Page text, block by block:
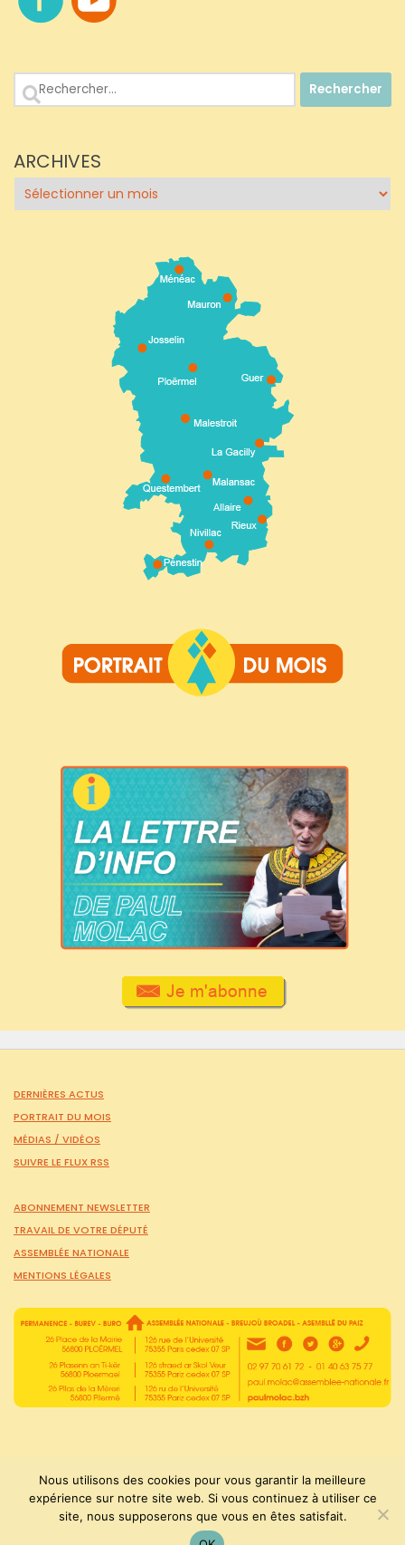
Rechercher :
ARCHIVES
Archives
DERNIÈRES ACTUS
PORTRAIT DU MOIS
MÉDIAS / VIDÉOS
SUIVRE LE FLUX RSS
ABONNEMENT NEWSLETTER
TRAVAIL DE VOTRE DÉPUTÉ
ASSEMBLÉE NATIONALE
MENTIONS LÉGALES
PaulMolac © Tous droits réservés 2015-2026
Nous utilisons des cookies pour vous garantir la meilleure
expérience sur notre site web. Si vous continuez à utiliser ce
site, nous supposerons que vous en êtes satisfait.